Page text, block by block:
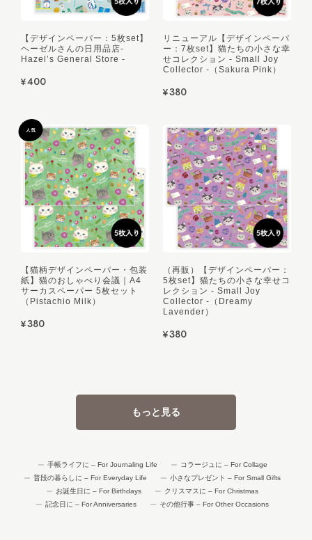
【デザインペーパー：5枚set】
ヘーゼルさんの日用品店-
Hazel’s General Store -
¥400
リニューアル【デザインペーパ
ー：7枚set】猫たちの小さな幸
せコレクション - Small Joy
Collector -（Sakura Pink）
¥380
【猫柄デザインペーパー・包装
紙】猫のおしゃべり会議｜A4
サーカスペーパー 5枚セット
（Pistachio Milk）
¥380
（再販）【デザインペーパー：
5枚set】猫たちの小さな幸せコ
レクション - Small Joy
Collector -（Dreamy
Lavender）
¥380
もっと見る
手帳ライフに – For Journaling Life
コラージュに – For Collage
普段の暮らしに – For Everyday Life
小さなプレゼント – For Small Gifts
お誕生日に – For Birthdays
クリスマスに – For Christmas
記念日に – For Anniversaries
その他行事 – For Other Occasions